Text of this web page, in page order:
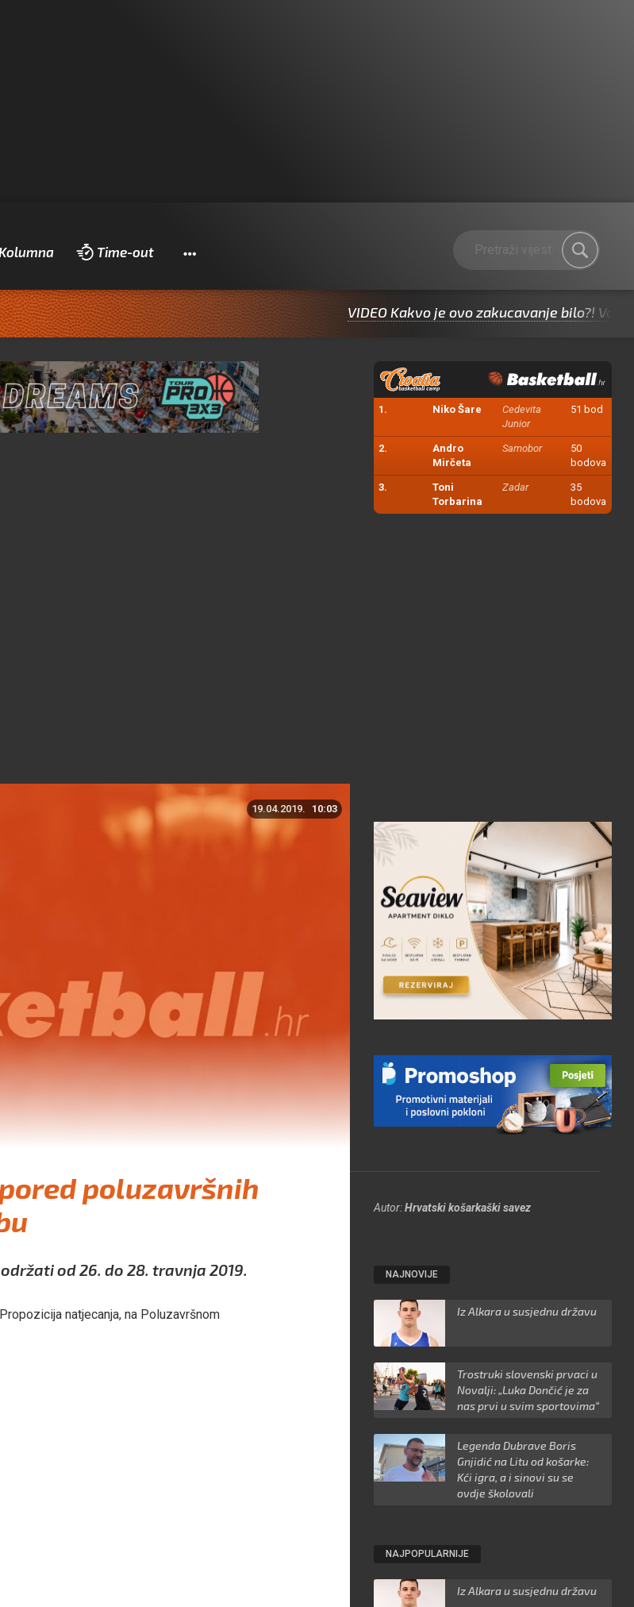
Time-out Pretraži
VIDEO Kakvo je ovo zakucavanje bilo?! Valjda
1. Niko Šare
Cedevita
Junior
51 bod
2.
Andro
Mirčeta
Samobor
50
bodova
3.
Toni
Torbarina
Zadar
35
bodova
19.04.2019. 10:03
poluzavršnih
Autor:Hrvatski košarkaški savez
od 26. do 28. travnja 2019.
natjecanja, na Poluzavršnom
NAJNOVIJE
Iz Alkara u susjednu državu
Trostruki slovenski prvaci u
Novalji: „Luka Dončić je za
nas prvi u svim sportovima“
Legenda Dubrave Boris
Gnjidić na Litu od košarke:
Kći igra, a i sinovi su se
ovdje školovali
NAJPOPULARNIJE
Iz Alkara u susjednu državu